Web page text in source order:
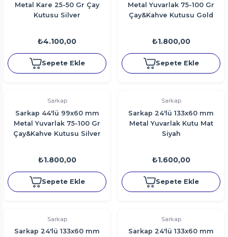
Metal Kare 25-50 Gr Çay
Kutusu Silver
₺4.100,00
Sepete Ekle
Metal Yuvarlak 75-100 Gr
Çay&Kahve Kutusu Gold
₺1.800,00
Sepete Ekle
Sarkap
Sarkap 44'lü 99x60 mm
Metal Yuvarlak 75-100 Gr
Çay&Kahve Kutusu Silver
₺1.800,00
Sepete Ekle
Sarkap
Sarkap 24'lü 133x60 mm
Metal Yuvarlak Kutu Mat
Siyah
₺1.600,00
Sepete Ekle
Sarkap
Sarkap 24'lü 133x60 mm
Sarkap
Sarkap 24'lü 133x60 mm